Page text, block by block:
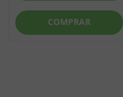
COMPRAR